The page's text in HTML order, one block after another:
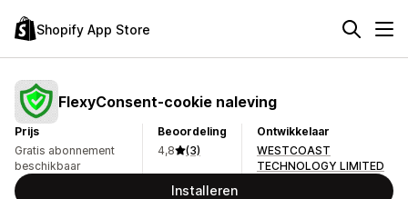
Shopify App Store
FlexyConsent‑cookie naleving
Prijs
Gratis abonnement
beschikbaar
Beoordeling
4,8
(3)
Ontwikkelaar
WESTCOAST
TECHNOLOGY LIMITED
Installeren